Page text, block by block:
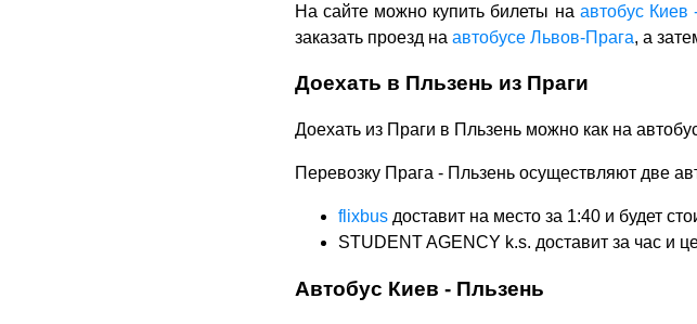
На сайте можно купить билеты на автобус Киев
заказать проезд на автобусе Львов-Прага, а
Доехать в Пльзень из Праги
Доехать из Праги в Пльзень можно как на
Перевозку Прага - Пльзень осуществляют две
flixbusдоставит на место за 1:40 и будет
STUDENT AGENCY k.s. доставит за час и
Автобус Киев - Пльзень